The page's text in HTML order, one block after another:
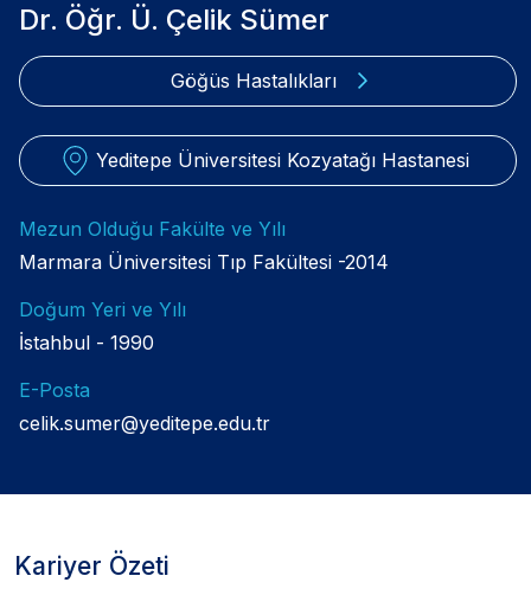
Dr. Öğr. Ü. Çelik Sümer
Göğüs Hastalıkları
Yeditepe Üniversitesi Kozyatağı Hastanesi
Mezun Olduğu Fakülte ve Yılı
Marmara Üniversitesi Tıp Fakültesi -2014
Doğum Yeri ve Yılı
İstahbul - 1990
E-Posta
celik.sumer@yeditepe.edu.tr
Kariyer Özeti